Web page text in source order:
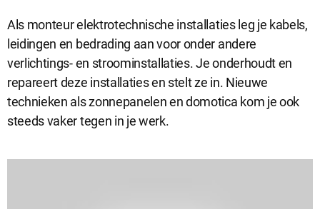
Analytische cookies
Analytische cookies geven ons inzicht in hoe de website wordt
gebruikt. Op basis van deze informatie kunnen wij deze website
Als monteur elektrotechnische installaties leg je kabels,
leidingen en bedrading aan voor onder andere
verlichtings- en stroominstallaties. Je onderhoudt en
repareert deze installaties en stelt ze in. Nieuwe
technieken als zonnepanelen en domotica kom je ook
steeds vaker tegen in je werk.